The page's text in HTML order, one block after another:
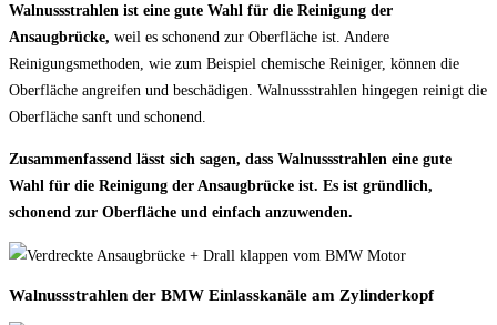
Walnussstrahlen ist eine gute Wahl für die Reinigung der
Ansaugbrücke, weil es schonend zur Oberfläche ist. Andere
Reinigungsmethoden, wie zum Beispiel chemische Reiniger, können die
Oberfläche angreifen und beschädigen. Walnussstrahlen hingegen reinigt die
Oberfläche sanft und schonend.
Zusammenfassend lässt sich sagen, dass Walnussstrahlen eine gute
Wahl für die Reinigung der Ansaugbrücke ist. Es ist gründlich,
schonend zur Oberfläche und einfach anzuwenden.
Walnussstrahlen der BMW Einlasskanäle am Zylinderkopf